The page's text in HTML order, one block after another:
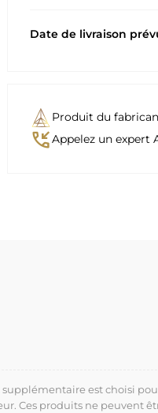
Date de livraison
Produit du
phone_callbackAppelez un expert
est choisi
Ces produits ne peuvent